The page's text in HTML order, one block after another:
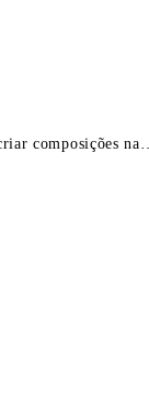
composições na…